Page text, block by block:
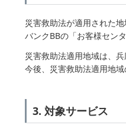
災害救助法が適用された
バンクBBの「お客様セン
災害救助法適用地域は、
今後、災害救助法適用地
3. 対象サービス